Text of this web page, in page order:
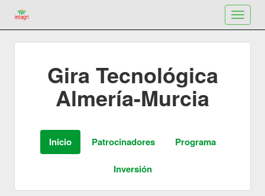
Toggle
Gira Tecnológica
Almería-Murcia